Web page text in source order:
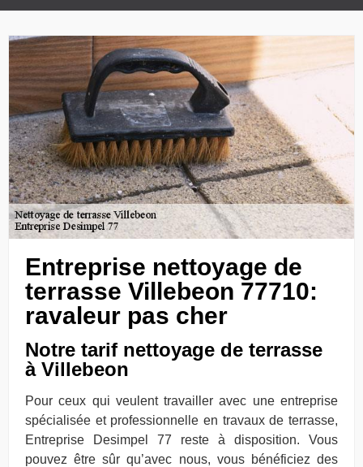
Entreprise nettoyage de
terrasse Villebeon 77710:
ravaleur pas cher
Notre tarif nettoyage de terrasse
à Villebeon
Pour ceux qui veulent travailler avec une entreprise
spécialisée et professionnelle en travaux de terrasse,
Entreprise Desimpel 77 reste à disposition. Vous
pouvez être sûr qu’avec nous, vous bénéficiez des